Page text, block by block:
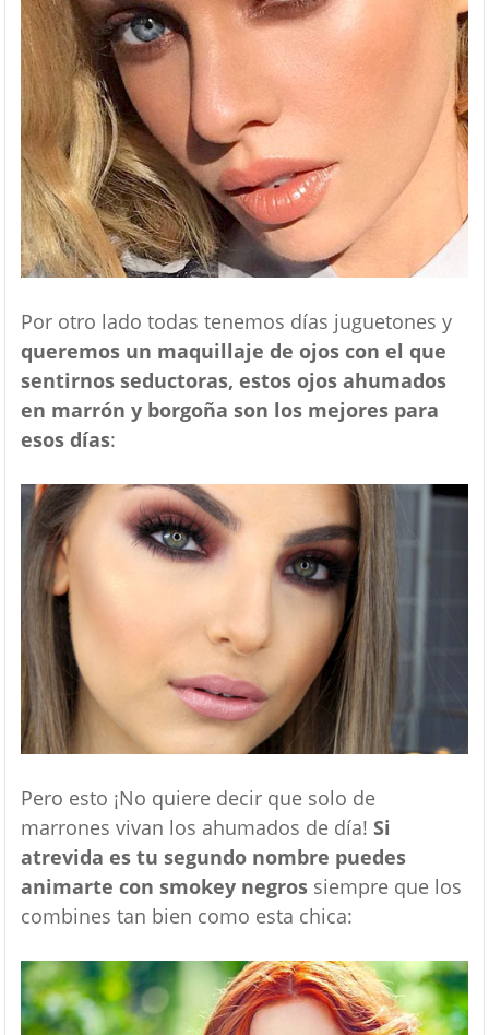
Por otro lado todas tenemos días juguetones y
queremos un maquillaje de ojos con el que
sentirnos seductoras, estos ojos ahumados
en marrón y borgoña son los mejores para
esos días:
Pero esto ¡No quiere decir que solo de
marrones vivan los ahumados de día! Si
atrevida es tu segundo nombre puedes
animarte con smokey negrossiempre que los
combines tan bien como esta chica: